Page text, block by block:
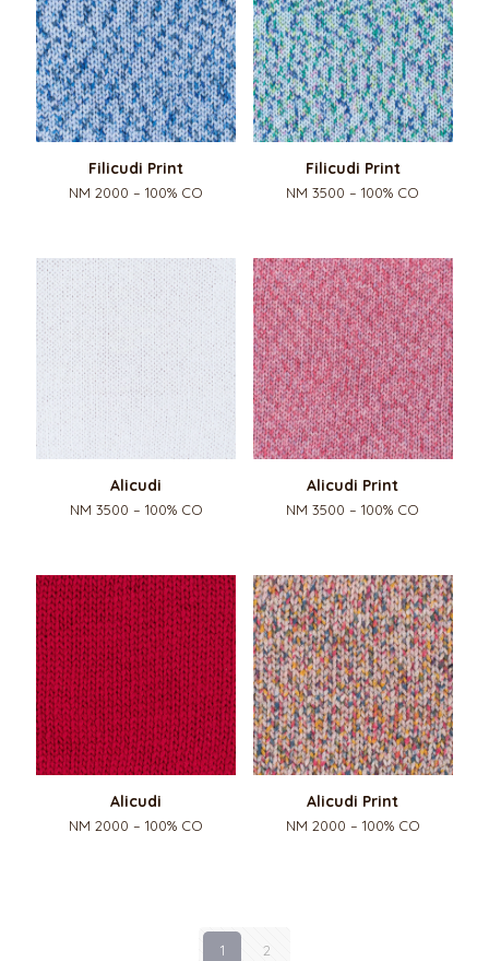
Filicudi Print
NM 2000 – 100% CO
Filicudi Print
NM 3500 – 100% CO
Alicudi
NM 3500 – 100% CO
Alicudi Print
NM 3500 – 100% CO
Alicudi
NM 2000 – 100% CO
Alicudi Print
NM 2000 – 100% CO
1 2